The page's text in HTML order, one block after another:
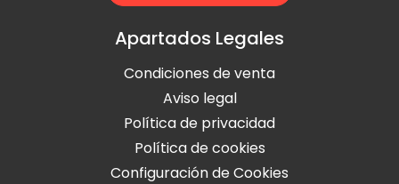
Apartados Legales
Condiciones de venta
Aviso legal
Política de privacidad
Política de cookies
Configuración de Cookies